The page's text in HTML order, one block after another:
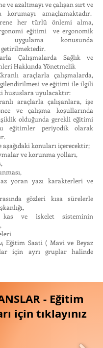
ve azaltmayı ve çalışan sırt ve
korumayı amaçlamaktadır.
her türlü önlemi alma,
eğitimi ve ergonomik
uygulama konusunda
Çalışmalarda Sağlık ve
Hakkında Yönetmelik
araçlarla çalışmalarda,
ve eğitimi ile ilgili
hususlara uyulacaktır:
araçlarla çalışanlara, işe
ve çalışma koşullarında
olduğunda gerekli eğitimi
eğitimler periyodik olarak
konuları içerecektir;
ve korunma yolları,
yoran yazı karakterleri ve
gözleri kısa sürelerle
ve iskelet sisteminin
Eğitim Saati ( Mavi ve Beyaz
için ayrı gruplar halinde
- Eğitim
için tıklayınız